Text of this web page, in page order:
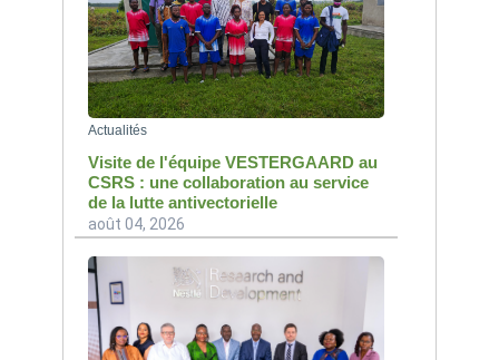
Actualités
Visite de l'équipe VESTERGAARD au
CSRS : une collaboration au service
de la lutte antivectorielle
août 04, 2026